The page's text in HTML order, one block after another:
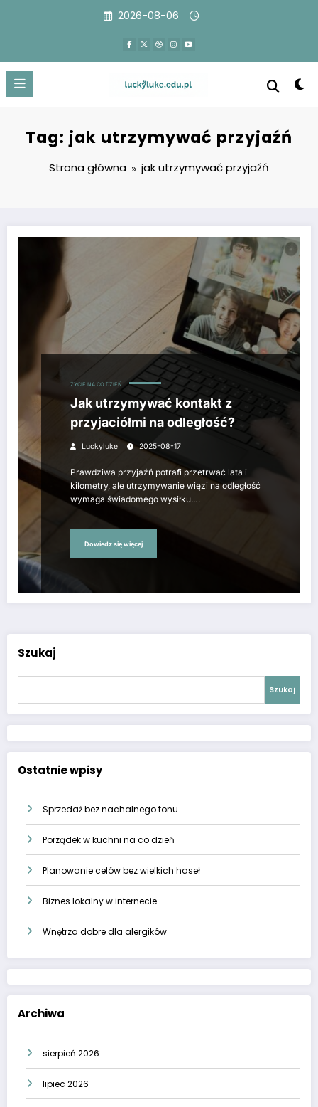
2026-08-06
Tag: jak utrzymywać przyjaźń
Strona główna jak utrzymywać przyjaźń
ŻYCIE NA CO DZIEŃ
Jak utrzymywać kontakt z
przyjaciółmi na odległość?
Luckyluke 2025-08-17
Prawdziwa przyjaźń potrafi przetrwać lata i
kilometry, ale utrzymywanie więzi na odległość
wymaga świadomego wysiłku.…
Dowiedz się więcej
Szukaj
Szukaj
Ostatnie wpisy
Sprzedaż bez nachalnego tonu
Porządek w kuchni na co dzień
Planowanie celów bez wielkich haseł
Biznes lokalny w internecie
Wnętrza dobre dla alergików
Archiwa
sierpień 2026
lipiec 2026